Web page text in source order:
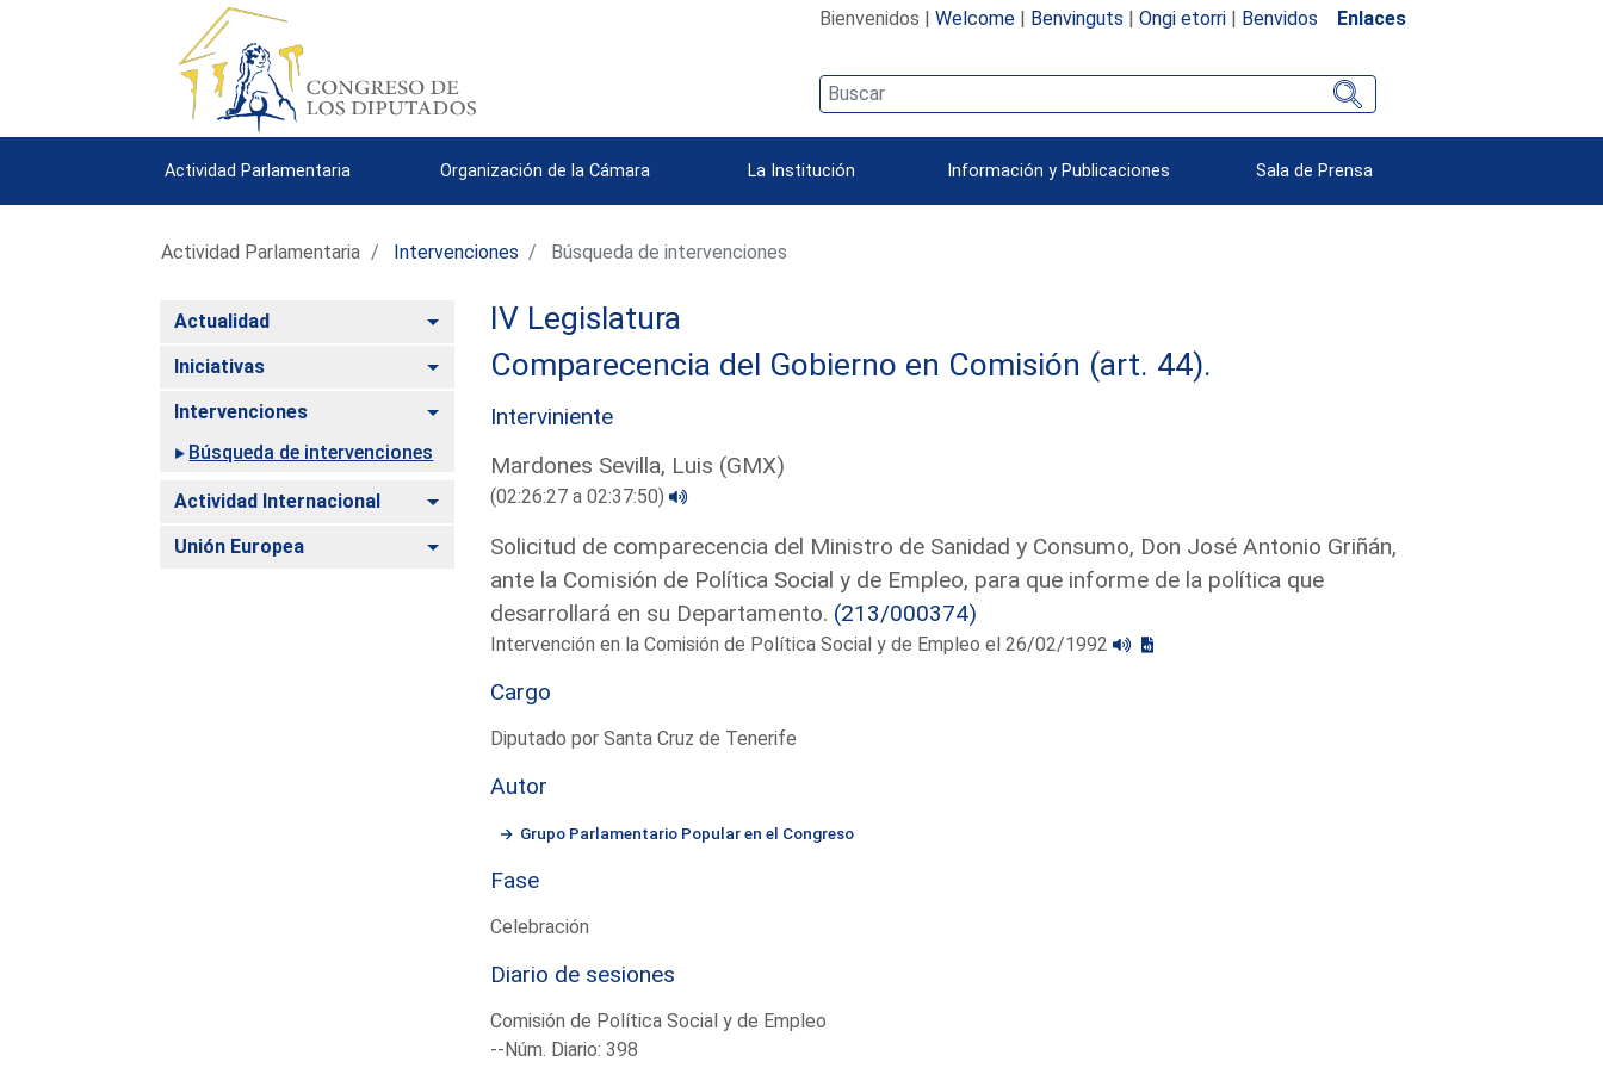
Bienvenidos | Welcome| Benvinguts | Ongi etorri| Benvidos Enlaces
Actividad Parlamentaria Organización de la Cámara La Institución Información y Publicaciones Sala de Prensa
Actividad Parlamentaria Intervenciones Búsqueda de intervenciones
Actualidad Alternar
Iniciativas Alternar
Intervenciones
Alternar
Búsqueda de intervenciones
Actividad Internacional Alternar
Unión Europea Alternar
IV Legislatura
Comparecencia del Gobierno en Comisión (art. 44).
Interviniente
Mardones Sevilla, Luis (GMX)
(02:26:27 a 02:37:50)
Solicitud de comparecencia del Ministro de Sanidad y Consumo, Don José Antonio Griñán,
ante la Comisión de Política Social y de Empleo, para que informe de la política que
desarrollará en su Departamento. (213/000374)
Intervención en la Comisión de Política Social y de Empleo el 26/02/1992
Cargo
Diputado por Santa Cruz de Tenerife
Autor
Grupo Parlamentario Popular en el Congreso
Fase
Celebración
Diario de sesiones
Comisión de Política Social y de Empleo
--Núm. Diario: 398